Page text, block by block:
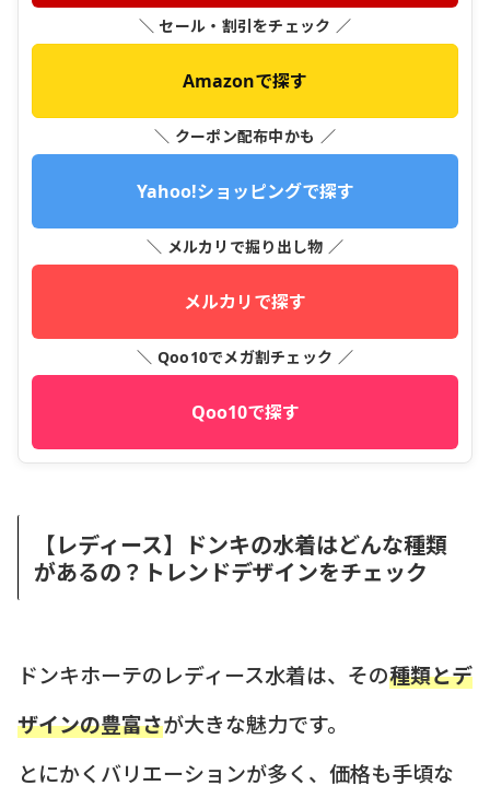
＼ セール・割引をチェック ／
Amazonで探す
＼ クーポン配布中かも ／
Yahoo!ショッピングで探す
＼ メルカリで掘り出し物 ／
メルカリで探す
＼ Qoo10でメガ割チェック ／
Qoo10で探す
【レディース】ドンキの水着はどんな種類
があるの？トレンドデザインをチェック
ドンキホーテのレディース水着は、その種類とデ
ザインの豊富さが大きな魅力です。
とにかくバリエーションが多く、価格も手頃な